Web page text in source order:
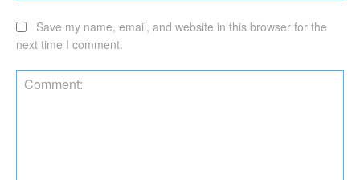
Save my name, email, and website in this browser for the
next time I comment.